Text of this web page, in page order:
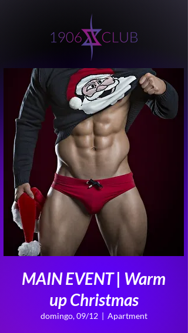
MAIN EVENT | Warm
up Christmas
domingo, 09/12
  |
Apartment